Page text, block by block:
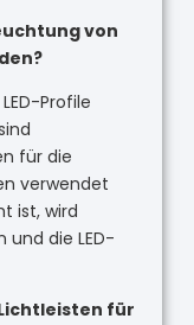
von
Profile
für die
verwendet
ist, wird
und die LED-
für